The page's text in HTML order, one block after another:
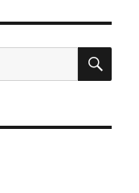
influencing
discussion